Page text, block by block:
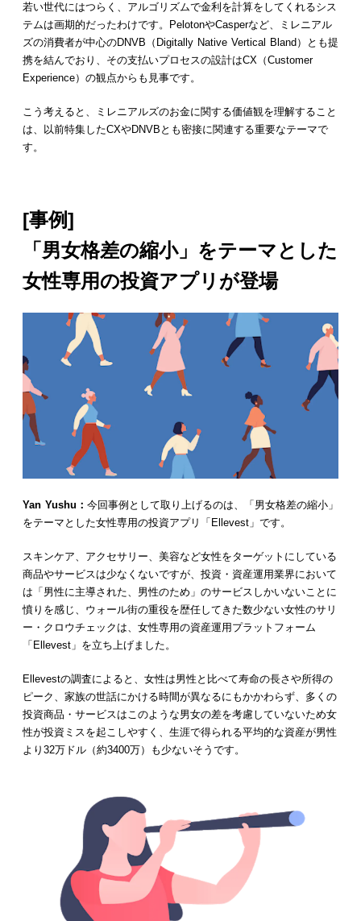
若い世代にはつらく、アルゴリズムで金利を計算をしてくれるシス
テムは画期的だったわけです。PelotonやCasperなど、ミレニアル
ズの消費者が中心のDNVB（Digitally Native Vertical Bland）とも提
携を結んでおり、その支払いプロセスの設計はCX（Customer
Experience）の観点からも見事です。
こう考えると、ミレニアルズのお金に関する価値観を理解すること
は、以前特集したCXやDNVBとも密接に関連する重要なテーマで
す。
[事例]
「男女格差の縮小」をテーマとした
女性専用の投資アプリが登場
Yan Yushu： 今回事例として取り上げるのは、「男女格差の縮小」
をテーマとした女性専用の投資アプリ「Ellevest」です。
スキンケア、アクセサリー、美容など女性をターゲットにしている
商品やサービスは少なくないですが、投資・資産運用業界において
は「男性に主導された、男性のため」のサービスしかいないことに
憤りを感じ、ウォール街の重役を歴任してきた数少ない女性のサリ
ー・クロウチェックは、女性専用の資産運用プラットフォーム
「Ellevest」を立ち上げました。
Ellevestの調査によると、女性は男性と比べて寿命の長さや所得の
ピーク、家族の世話にかける時間が異なるにもかかわらず、多くの
投資商品・サービスはこのような男女の差を考慮していないため女
性が投資ミスを起こしやすく、生涯で得られる平均的な資産が男性
より32万ドル（約3400万）も少ないそうです。